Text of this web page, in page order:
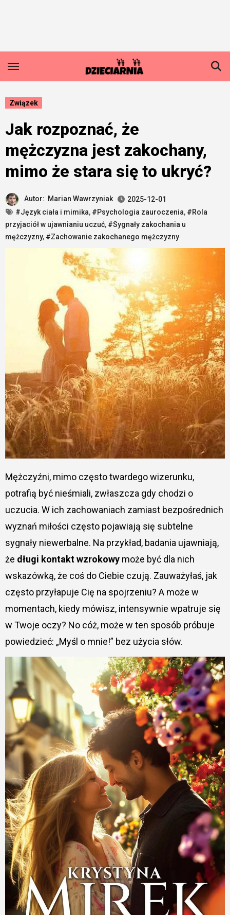
Związek
Jak rozpoznać, że
mężczyzna jest zakochany,
mimo że stara się to ukryć?
Autor: Marian Wawrzyniak
2025-12-01
#Język ciała i mimika, #Psychologia zauroczenia, #Rola
przyjaciół w ujawnianiu uczuć, #Sygnały zakochania u
mężczyzny, #Zachowanie zakochanego mężczyzny
Mężczyźni, mimo często twardego wizerunku,
potrafią być nieśmiali, zwłaszcza gdy chodzi o
uczucia. W ich zachowaniach zamiast bezpośrednich
wyznań miłości często pojawiają się subtelne
sygnały niewerbalne. Na przykład, badania ujawniają,
że długi kontakt wzrokowymoże być dla nich
wskazówką, że coś do Ciebie czują. Zauważyłaś, jak
często przyłapuje Cię na spojrzeniu? A może w
momentach, kiedy mówisz, intensywnie wpatruje się
w Twoje oczy? No cóż, może w ten sposób próbuje
powiedzieć: „Myśl o mnie!” bez użycia słów.